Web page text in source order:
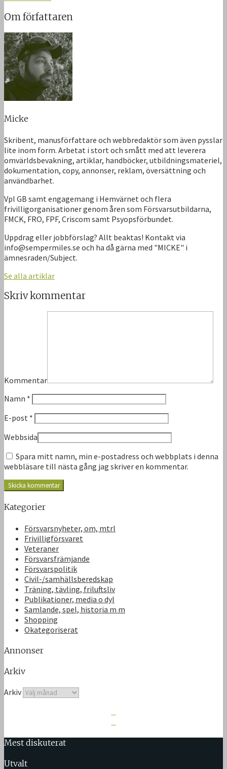
Om författaren
Micke
Skribent, manusförfattare och webbredaktör som även pysslar
lite inom form. Arbetat i stort och smått med att leverera
omvärldsbevakning, artiklar, handböcker, utbildningsmateriel,
dokumentation, copy, annonser, reklam, översättning och
användbarhet.
Vpl GB samt engagemang i Hemvärnet och flera
frivilligorganisationer genom åren som Försvarsutbildarna,
FMCK, FRO, FPF, Criscom samt Psyopsförbundet.
Uppdrag eller jobbförslag? Allt beaktas! Kontakt via
info@sempermiles.se och ha då gärna med "MICKE" i
ämnesraden/Subject.
Se alla artiklar
Skriv kommentar
Kommentar
Namn *
E-post *
Webbsida
Spara mitt namn, min e-postadress och webbplats i denna
webbläsare till nästa gång jag skriver en kommentar.
Kategorier
Försvarsnyheter, om, mtrl
Frivilligförsvaret
Veteraner
Försvarsfrämjande
Försvarspolitik
Civil-/samhällsberedskap
Träning, tävling, friluftsliv
Publikationer, media o dyl
Samlande, spel, historia m m
Shopping
Okategoriserat
Annonser
Arkiv
Arkiv
Mest diskuterat
Utvalt